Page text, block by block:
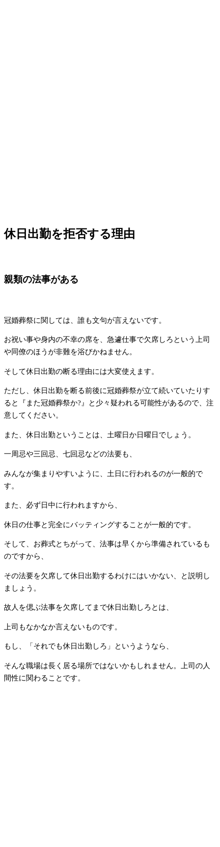
休日出勤を拒否する理由
親類の法事がある
冠婚葬祭に関しては、誰も文句が言えないです。
お祝い事や身内の不幸の席を、急遽仕事で欠席しろという上司
や同僚のほうが非難を浴びかねません。
そして休日出勤の断る理由には大変使えます。
ただし、休日出勤を断る前後に冠婚葬祭が立て続いていたりす
ると『また冠婚葬祭か?』と少々疑われる可能性があるので、注
意してください。
また、休日出勤ということは、土曜日か日曜日でしょう。
一周忌や三回忌、七回忌などの法要も、
みんなが集まりやすいように、土日に行われるのが一般的で
す。
また、必ず日中に行われますから、
休日の仕事と完全にバッティングすることが一般的です。
そして、お葬式とちがって、法事は早くから準備されているも
のですから、
その法要を欠席して休日出勤するわけにはいかない、と説明し
ましょう。
故人を偲ぶ法事を欠席してまで休日出勤しろとは、
上司もなかなか言えないものです。
もし、「それでも休日出勤しろ」というようなら、
そんな職場は長く居る場所ではないかもしれません。上司の人
間性に関わることです。